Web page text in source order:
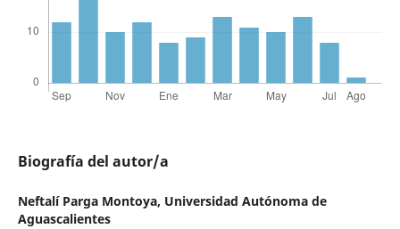
Biografía del autor/a
Neftalí Parga Montoya, Universidad Autónoma de
Aguascalientes